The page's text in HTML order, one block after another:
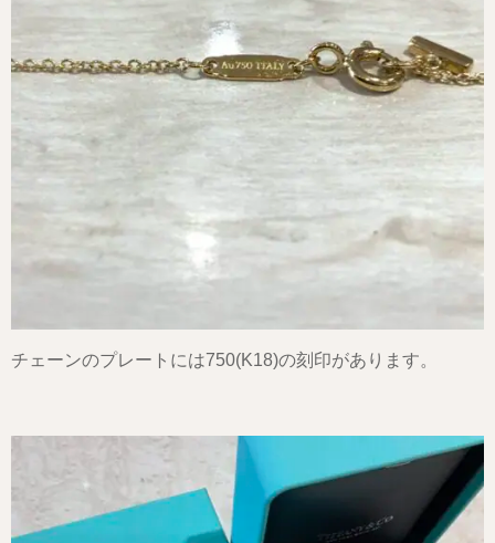
チェーンのプレートには750(K18)の刻印があります。